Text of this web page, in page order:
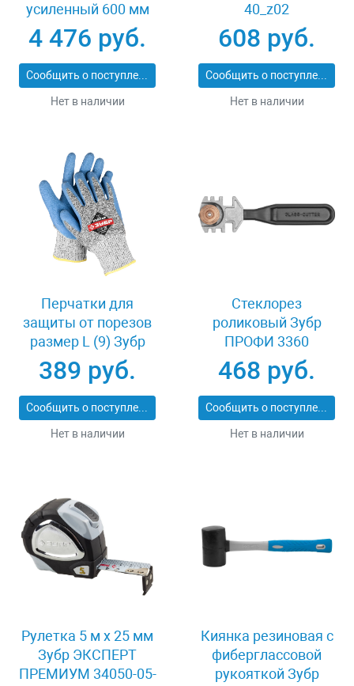
усиленный 600 мм
Stayer PROFI 3318-60
4 476 руб.
Сообщить о поступлении
Нет в наличии
40_z02
608 руб.
Сообщить о поступлении
Нет в наличии
Перчатки для
защиты от порезов
размер L (9) Зубр
11277-L
389 руб.
Сообщить о поступлении
Нет в наличии
Стеклорез
роликовый Зубр
ПРОФИ 3360
468 руб.
Сообщить о поступлении
Нет в наличии
Рулетка 5 м x 25 мм
Зубр ЭКСПЕРТ
ПРЕМИУМ 34050-05-
Киянка резиновая с
фиберглассовой
рукояткой Зубр